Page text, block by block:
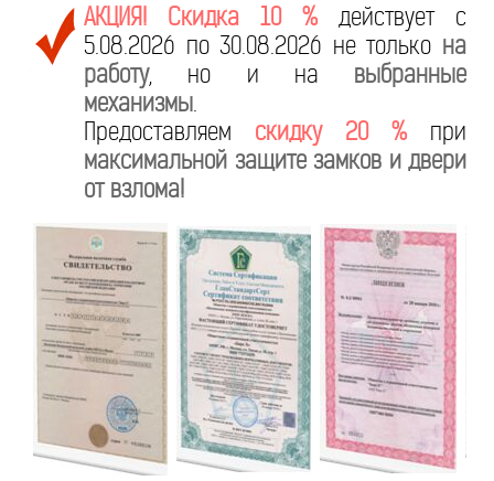
АКЦИЯ! Скидка 10 % действует с
5.08.2026 по 30.08.2026 не только на
работу, но и на выбранные
механизмы.
Предоставляем скидку 20 % при
максимальной защите замков и двери
от взлома!